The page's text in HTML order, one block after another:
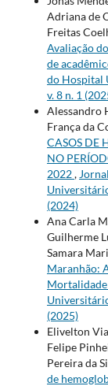
Adriana de
Freitas
Avaliação
de
do Hospital
v. 8 n. 1
Alessandro
França da
CASOS DE
NO
2022,
(2024)
Ana Carla
Guilherme
Samara
Maranhão:
Mortalidade
(2025)
Elivelton
Felipe
Pereira da
de